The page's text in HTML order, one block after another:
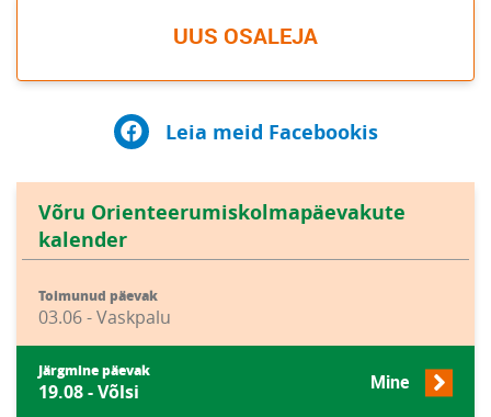
UUS OSALEJA
Leia meid Facebookis
Võru Orienteerumiskolmapäevakute
kalender
Toimunud päevak
03.06 - Vaskpalu
Järgmine päevak
19.08 - Võlsi Mine